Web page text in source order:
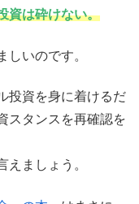
資は砕けない。
しいのです。
投資を身に着けるだ
スタンスを再確認を
えましょう。